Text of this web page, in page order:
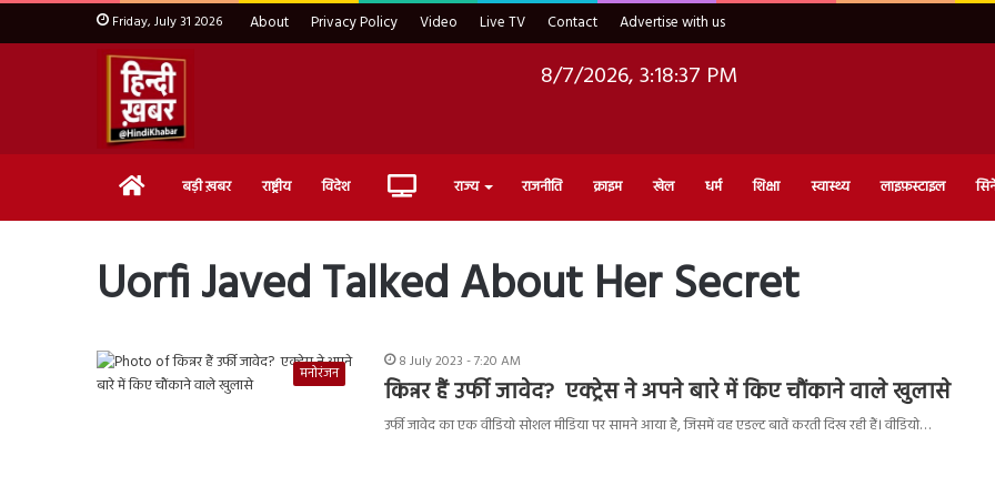
Friday, July 31 2026 About Privacy Policy Video Live TV Contact Advertise with us
8/7/2026, 3:18:38 PM
Home बड़ी ख़बर राष्ट्रीय विदेश Live राज्य राजनीति क्राइम खेल धर्म शिक्षा स्वास्थ्य लाइफ़स्टाइल
Uorfi Javed Talked About Her Secret
मनोरंजन
8 July 2023 - 7:20 AM
किन्नर हैं उर्फी जावेद? एक्ट्रेस ने अपने बारे में किए चौंकाने वाले खुलासे
उर्फी जावेद का एक वीडियो सोशल मीडिया पर सामने आया है, जिसमें वह एडल्ट बातें करती दिख रही हैं। वीडियो…